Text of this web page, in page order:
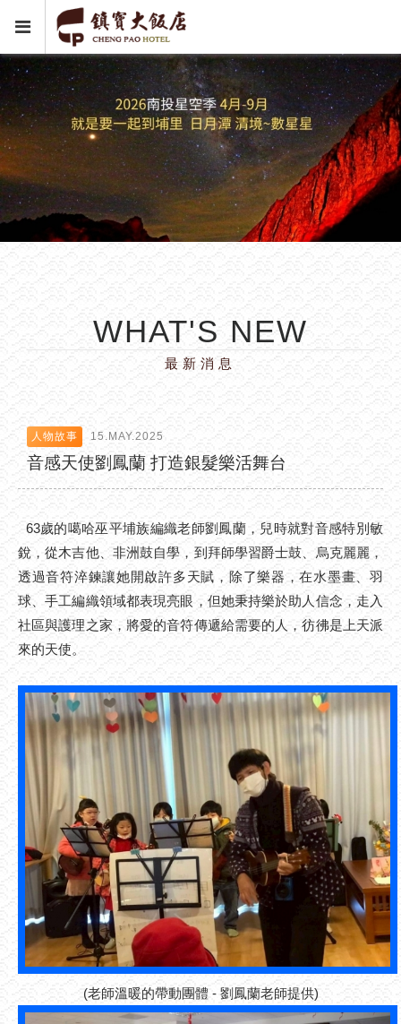
WHAT'S NEW
最新消息
人物故事 15.MAY.2025
音感天使劉鳳蘭 打造銀髮樂活舞台
63歲的噶哈巫平埔族編織老師劉鳳蘭，兒時就對音感特別敏
銳，從木吉他、非洲鼓自學，到拜師學習爵士鼓、烏克麗麗，
透過音符淬鍊讓她開啟許多天賦，除了樂器，在水墨畫、羽
球、手工編織領域都表現亮眼，但她秉持樂於助人信念，走入
社區與護理之家，將愛的音符傳遞給需要的人，彷彿是上天派
來的天使。
(老師溫暖的帶動團體 - 劉鳳蘭老師提供)